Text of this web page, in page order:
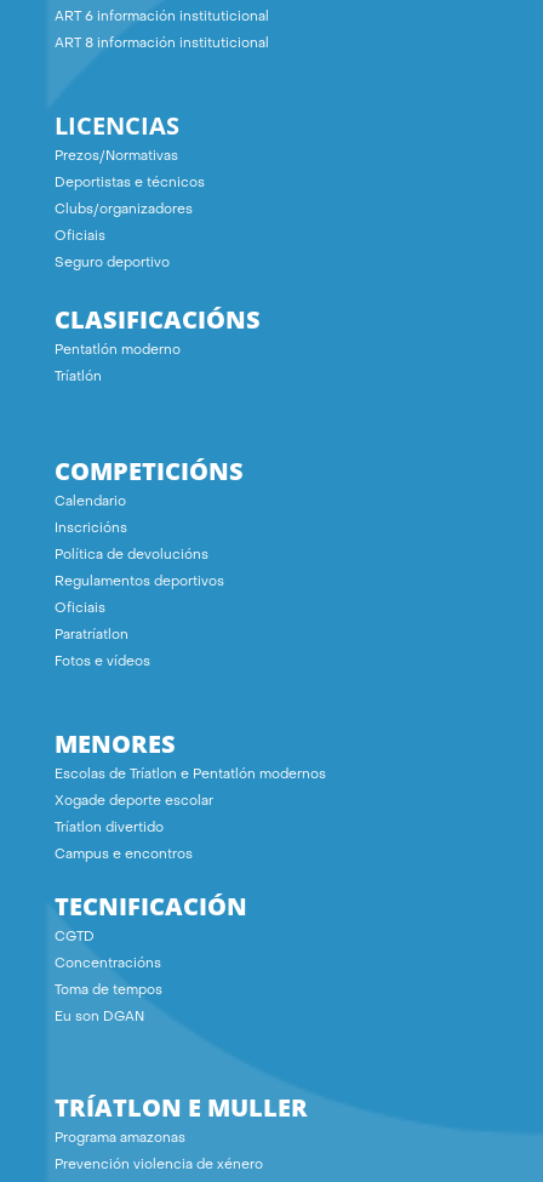
ART 6 información instituticional
ART 8 información instituticional
LICENCIAS
Prezos/Normativas
Deportistas e técnicos
Clubs/organizadores
Oficiais
Seguro deportivo
CLASIFICACIÓNS
Pentatlón moderno
Tríatlón
COMPETICIÓNS
Calendario
Inscricións
Política de devolucións
Regulamentos deportivos
Oficiais
Paratríatlon
Fotos e vídeos
MENORES
Escolas de Tríatlon e Pentatlón modernos
Xogade deporte escolar
Tríatlon divertido
Campus e encontros
TECNIFICACIÓN
CGTD
Concentracións
Toma de tempos
Eu son DGAN
TRÍATLON E MULLER
Programa amazonas
Prevención violencia de xénero